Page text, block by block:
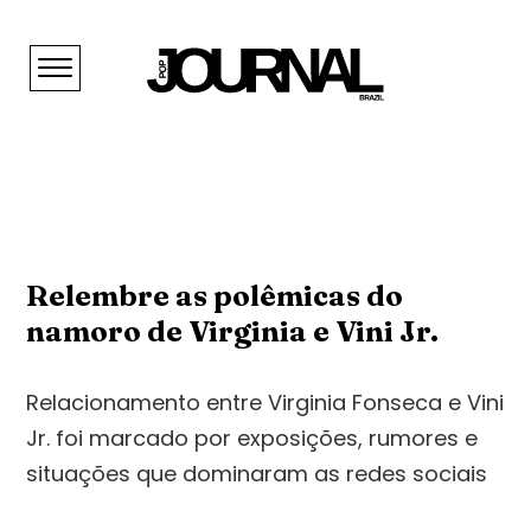
Relembre as polêmicas do
namoro de Virginia e Vini Jr.
Relacionamento entre Virginia Fonseca e Vini
Jr. foi marcado por exposições, rumores e
situações que dominaram as redes sociais